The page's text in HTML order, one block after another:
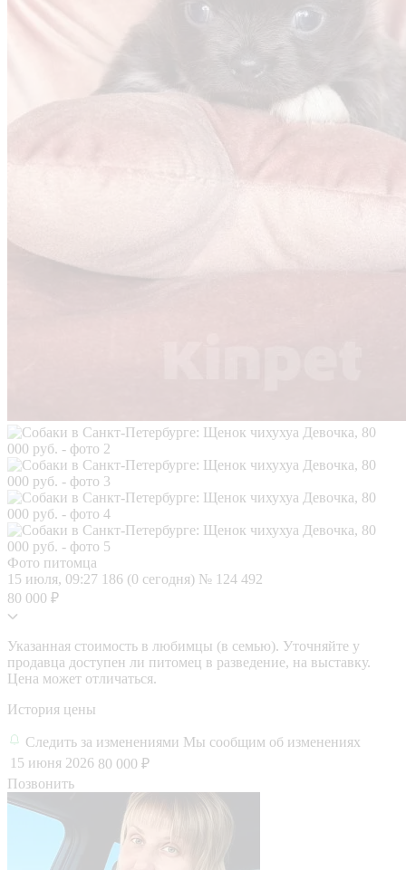
Фото питомца
15 июля, 09:27 186 (0 сегодня) № 124 492
80 000 ₽
Указанная стоимость в любимцы (в семью). Уточняйте у
продавца доступен ли питомец в разведение, на выставку.
Цена может отличаться.
История цены
Следить за изменениями Мы сообщим об изменениях
15 июня 2026 80 000 ₽
Позвонить